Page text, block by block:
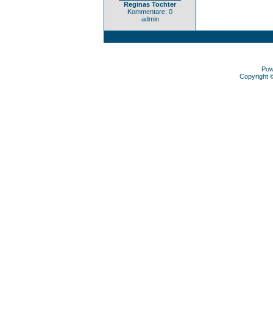
Reginas Tochter
Kommentare: 0
admin
Copyright